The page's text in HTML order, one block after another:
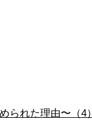
れた理由〜（4）